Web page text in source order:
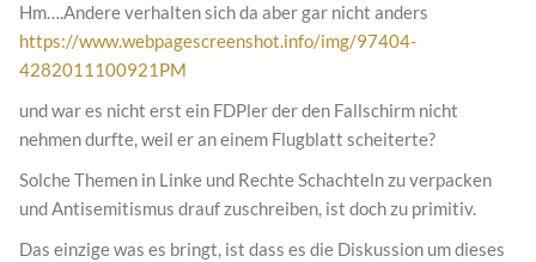
Hm….Andere verhalten sich da aber gar nicht anders
https://www.webpagescreenshot.info/img/97404-
4282011100921PM
und war es nicht erst ein FDPler der den Fallschirm nicht
nehmen durfte, weil er an einem Flugblatt scheiterte?
Solche Themen in Linke und Rechte Schachteln zu verpacken
und Antisemitismus drauf zuschreiben, ist doch zu primitiv.
Das einzige was es bringt, ist dass es die Diskussion um dieses